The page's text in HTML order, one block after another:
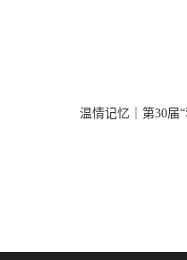
温情记忆｜第30届